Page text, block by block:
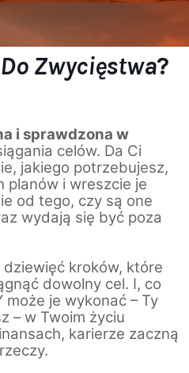
Zwycięstwa?
i sprawdzona w
celów. Da Ci
jakiego potrzebujesz,
planów i wreszcie je
od tego, czy są one
wydają się być poza
kroków, które
dowolny cel. I, co
może je wykonać – Ty
– w Twoim życiu
karierze zaczną